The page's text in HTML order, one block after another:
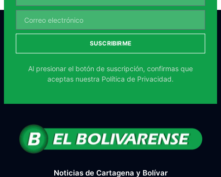
SUSCRIBIRME
Al presionar el botón de suscripción, confirmas que
aceptas nuestra Política de Privacidad.
Noticias de Cartagena y Bolívar